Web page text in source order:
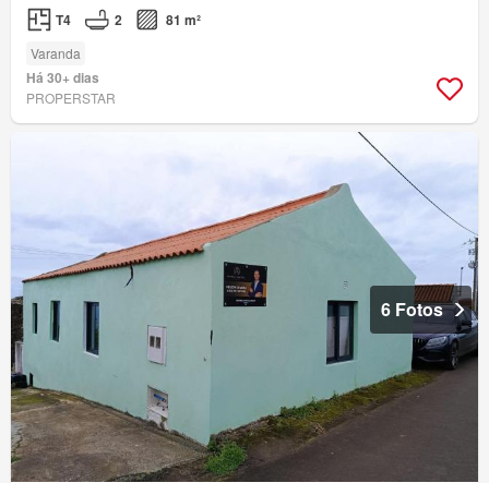
T4 2 81 m²
Varanda
Há 30+ dias
PROPERSTAR
6 Fotos